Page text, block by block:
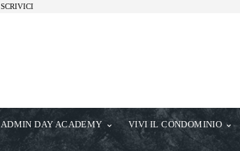
SCRIVICI
ADMIN DAY ACADEMY VIVI IL CONDOMINIO